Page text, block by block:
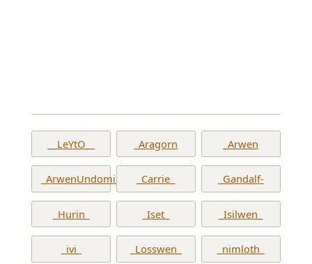
__LeYtO__ _Aragorn _Arwen
_ArwenUndomiel_ _Carrie_ _Gandalf-
_Hurin_ _Iset_ _Isilwen_
_ivi_ _Losswen_ _nimloth_